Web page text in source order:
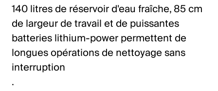
140 litres de réservoir d'eau fraîche, 85 cm
de largeur de travail et de puissantes
batteries lithium-power permettent de
longues opérations de nettoyage sans
interruption
.